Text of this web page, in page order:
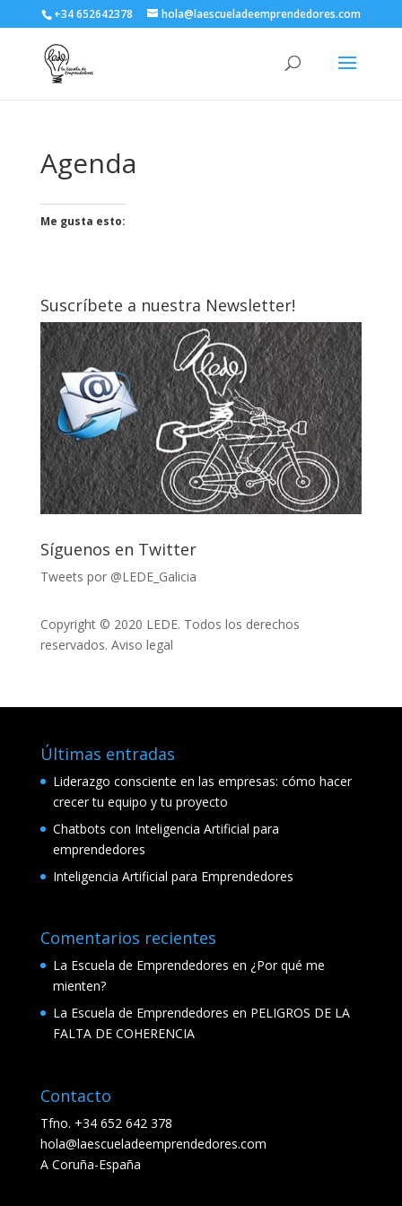
+34 652642378 hola@laescueladeemprendedores.com
Agenda
Me gusta esto:
Suscríbete a nuestra Newsletter!
Síguenos en Twitter
Tweets por @LEDE_Galicia
Copyright © 2020 LEDE. Todos los derechos
reservados. Aviso legal
Últimas entradas
Liderazgo consciente en las empresas: cómo hacer
crecer tu equipo y tu proyecto
Chatbots con Inteligencia Artificial para
emprendedores
Inteligencia Artificial para Emprendedores
Comentarios recientes
La Escuela de Emprendedores en ¿Por qué me
mienten?
La Escuela de Emprendedores en PELIGROS DE LA
FALTA DE COHERENCIA
Contacto
Tfno. +34 652 642 378
hola@laescueladeemprendedores.com
A Coruña-España